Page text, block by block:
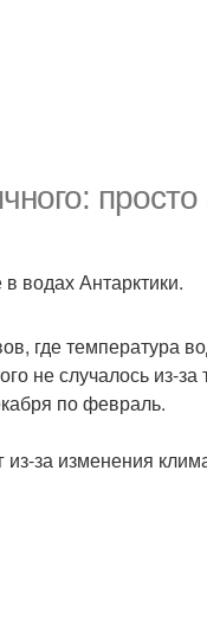
просто
водах Антарктики.
где температура
не случалось из-за
по февраль.
за изменения